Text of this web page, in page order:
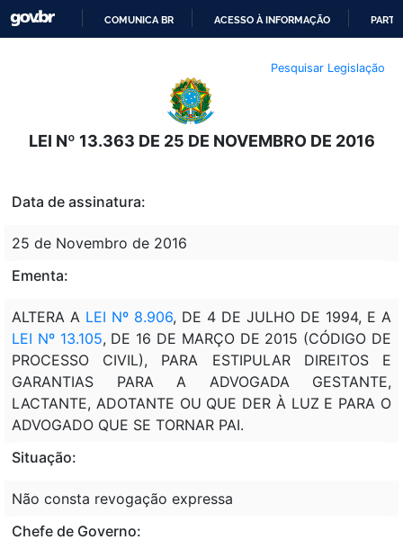
O
CONTEÚDO
COMUNICA BR ACESSO À INFORMAÇÃO
Pesquisar Legislação
LEI Nº 13.363 DE 25 DE NOVEMBRO DE 2016
Data de assinatura:
25 de Novembro de 2016
Ementa:
ALTERA A LEI Nº 8.906, DE 4 DE JULHO DE 1994, E A
LEI Nº 13.105, DE 16 DE MARÇO DE 2015 (CÓDIGO DE
PROCESSO CIVIL), PARA ESTIPULAR DIREITOS E
GARANTIAS PARA A ADVOGADA GESTANTE,
LACTANTE, ADOTANTE OU QUE DER À LUZ E PARA O
ADVOGADO QUE SE TORNAR PAI.
Situação:
Não consta revogação expressa
Chefe de Governo: